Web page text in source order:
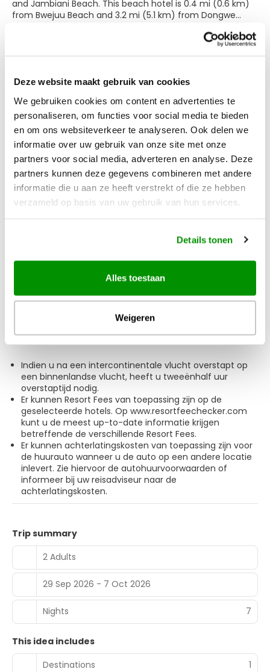
Deze website maakt gebruik van cookies
We gebruiken cookies om content en advertenties te
personaliseren, om functies voor social media te bieden
en om ons websiteverkeer te analyseren. Ook delen we
informatie over uw gebruik van onze site met onze
partners voor social media, adverteren en analyse. Deze
partners kunnen deze gegevens combineren met andere
informatie die u aan ze heeft verstrekt of die ze hebben
verzameld op basis van uw gebruik van hun services.
Details tonen
Alles toestaan
Weigeren
and Jambiani Beach. This beach hotel is 0.4 mi (0.6 km)
from Bwejuu Beach and 3.2 mi (5.1 km) from Dongwe
Head down to the water and enjoy a day at the private
features at this hotel include complimentary wireless
internet access, concierge services, and babysitting
(surcharge).
Make yourself at home in one of the 19 individually
furnished guestrooms. Bathrooms have showers and hair
dryers. Conveniences include safes and complimentary
bottled water, and housekeeping is provided daily.
At Indigo Beach Zanzibar, enjoy a satisfying meal at the
restaurant. Wrap up your day with a drink at the
bar/lounge. A complimentary buffet breakfast is served
Featured amenities include a computer station, dry
roundtrip airport shuttle is provided for a surcharge
(available 24 hours), and free self parking is available
More info
06
Oct
Transport from Zanzibar
Archipelago to Amsterdam
Return
KLM Royal Dutch Airlines
20:40
Schiphol(AMS)
Indien u na een intercontinentale vlucht overstapt op
een binnenlandse vlucht, heeft u tweeënhalf uur
overstaptijd nodig.
Er kunnen Resort Fees van toepassing zijn op de
geselecteerde hotels. Op www.resortfeechecker.com
kunt u de meest up-to-date informatie krijgen
betreffende de verschillende Resort Fees.
Er kunnen achterlatingskosten van toepassing zijn voor
de huurauto wanneer u de auto op een andere locatie
inlevert. Zie hiervoor de autohuurvoorwaarden of
informeer bij uw reisadviseur naar de
achterlatingskosten.
Trip summary
2 Adults
29 Sep 2026 - 7 Oct 2026
Nights 7
This idea includes
Destinations
1